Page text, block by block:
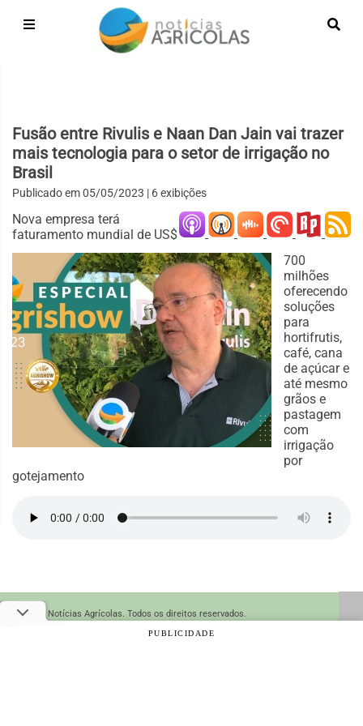
Fusão entre Rivulis e Naan Dan Jain vai trazer
mais tecnologia para o setor de irrigação no
Brasil
Publicado em05/05/2023 | 6 exibições
Nova empresa terá
faturamento mundial de US$
700
milhões
oferecendo
soluções
para
hortifrutis,
café, cana
de açúcar e
até mesmo
grãos e
pastagem
com
irrigação
por
gotejamento
© 2026 Notícias Agrícolas. Todos os direitos reservados.
PUBLICIDADE